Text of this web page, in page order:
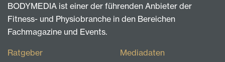
BODYMEDIA ist einer der führenden Anbieter der
Fitness- und Physiobranche in den Bereichen
Fachmagazine und Events.
Ratgeber
Mediadaten